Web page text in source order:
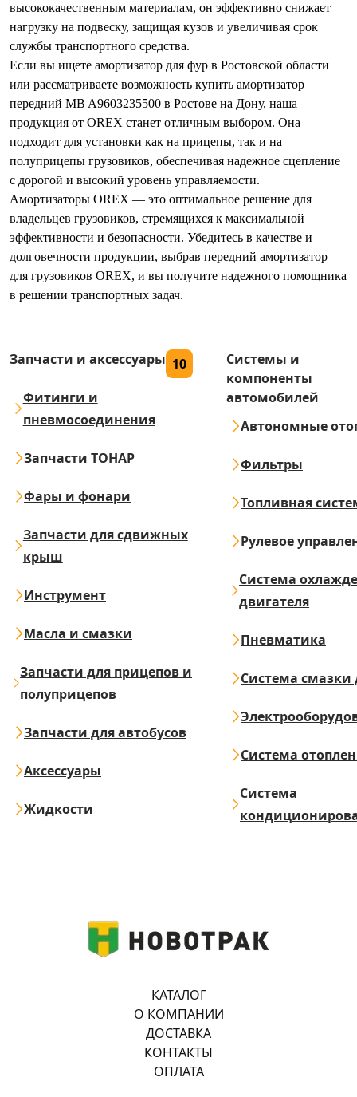
высококачественным материалам, он эффективно снижает
нагрузку на подвеску, защищая кузов и увеличивая срок
службы транспортного средства.
Если вы ищете амортизатор для фур в Ростовской области
или рассматриваете возможность купить амортизатор
передний MB A9603235500 в Ростове на Дону, наша
продукция от OREX станет отличным выбором. Она
подходит для установки как на прицепы, так и на
полуприцепы грузовиков, обеспечивая надежное сцепление
с дорогой и высокий уровень управляемости.
Амортизаторы OREX — это оптимальное решение для
владельцев грузовиков, стремящихся к максимальной
эффективности и безопасности. Убедитесь в качестве и
долговечности продукции, выбрав передний амортизатор
для грузовиков OREX, и вы получите надежного помощника
в решении транспортных задач.
Запчасти и аксессуары 10
Фитинги и
пневмосоединения
Запчасти ТОНАР
Фары и фонари
Запчасти для сдвижных
крыш
Инструмент
Масла и смазки
Запчасти для прицепов и
полуприцепов
Запчасти для автобусов
Аксессуары
Жидкости
Системы и
компоненты
автомобилей
Автономные
Фильтры
Топливная
Рулевое
Система
двигателя
Пневматика
Система смазки
Система
Система
КАТАЛОГ
О КОМПАНИИ
ДОСТАВКА
КОНТАКТЫ
ОПЛАТА